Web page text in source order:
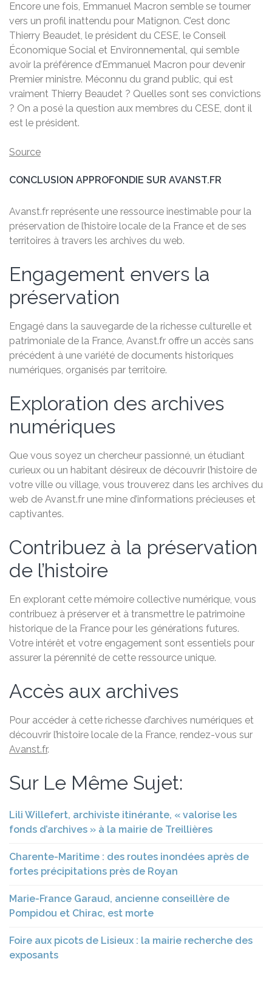
Encore une fois, Emmanuel Macron semble se tourner
vers un profil inattendu pour Matignon. C’est donc
Thierry Beaudet, le président du CESE, le Conseil
Économique Social et Environnemental, qui semble
avoir la préférence d’Emmanuel Macron pour devenir
Premier ministre. Méconnu du grand public, qui est
vraiment Thierry Beaudet ? Quelles sont ses convictions
? On a posé la question aux membres du CESE, dont il
est le président.
Source
CONCLUSION APPROFONDIE SUR AVANST.FR
Avanst.fr représente une ressource inestimable pour la
préservation de l’histoire locale de la France et de ses
territoires à travers les archives du web.
Engagement envers la
préservation
Engagé dans la sauvegarde de la richesse culturelle et
patrimoniale de la France, Avanst.fr offre un accès sans
précédent à une variété de documents historiques
numériques, organisés par territoire.
Exploration des archives
numériques
Que vous soyez un chercheur passionné, un étudiant
curieux ou un habitant désireux de découvrir l’histoire de
votre ville ou village, vous trouverez dans les archives du
web de Avanst.fr une mine d’informations précieuses et
captivantes.
Contribuez à la préservation
de l’histoire
En explorant cette mémoire collective numérique, vous
contribuez à préserver et à transmettre le patrimoine
historique de la France pour les générations futures.
Votre intérêt et votre engagement sont essentiels pour
assurer la pérennité de cette ressource unique.
Accès aux archives
Pour accéder à cette richesse d’archives numériques et
découvrir l’histoire locale de la France, rendez-vous sur
Avanst.fr.
Sur Le Même Sujet:
Lili Willefert, archiviste itinérante, « valorise les
fonds d’archives » à la mairie de Treillières
Charente-Maritime : des routes inondées après de
fortes précipitations près de Royan
Marie-France Garaud, ancienne conseillère de
Pompidou et Chirac, est morte
Foire aux picots de Lisieux : la mairie recherche des
exposants